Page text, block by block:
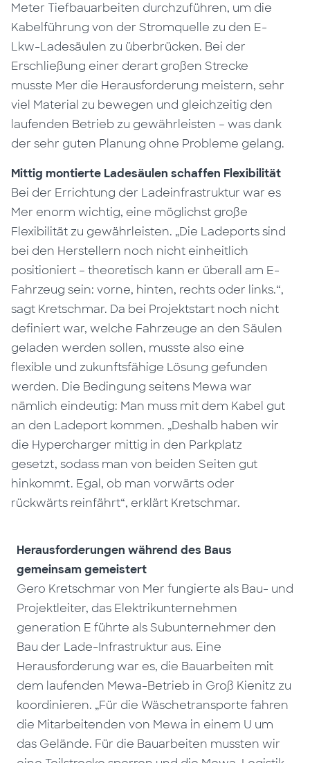
Meter Tiefbauarbeiten durchzuführen, um die
Kabelführung von der Stromquelle zu den E-
Lkw-Ladesäulen zu überbrücken. Bei der
Erschließung einer derart großen Strecke
musste Mer die Herausforderung meistern, sehr
viel Material zu bewegen und gleichzeitig den
laufenden Betrieb zu gewährleisten – was dank
der sehr guten Planung ohne Probleme gelang.
Mittig montierte Ladesäulen schaffen Flexibilität
Bei der Errichtung der Ladeinfrastruktur war es
Mer enorm wichtig, eine möglichst große
Flexibilität zu gewährleisten. „Die Ladeports sind
bei den Herstellern noch nicht einheitlich
positioniert – theoretisch kann er überall am E-
Fahrzeug sein: vorne, hinten, rechts oder links.“,
sagt Kretschmar. Da bei Projektstart noch nicht
definiert war, welche Fahrzeuge an den Säulen
geladen werden sollen, musste also eine
flexible und zukunftsfähige Lösung gefunden
werden. Die Bedingung seitens Mewa war
nämlich eindeutig: Man muss mit dem Kabel gut
an den Ladeport kommen. „Deshalb haben wir
die Hypercharger mittig in den Parkplatz
gesetzt, sodass man von beiden Seiten gut
hinkommt. Egal, ob man vorwärts oder
rückwärts reinfährt“, erklärt Kretschmar.
Herausforderungen während des Baus
gemeinsam gemeistert
Gero Kretschmar von Mer fungierte als Bau- und
Projektleiter, das Elektrikunternehmen
generation E führte als Subunternehmer den
Bau der Lade-Infrastruktur aus. Eine
Herausforderung war es, die Bauarbeiten mit
dem laufenden Mewa-Betrieb in Groß Kienitz zu
koordinieren. „Für die Wäschetransporte fahren
die Mitarbeitenden von Mewa in einem U um
das Gelände. Für die Bauarbeiten mussten wir